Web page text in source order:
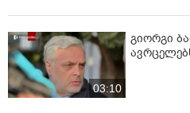
თავისუფლების აღკვეთას
მაღალი საჯარო ინტერესიდან
საზოგადოებას პერიოდულად
03:10
გიორგი